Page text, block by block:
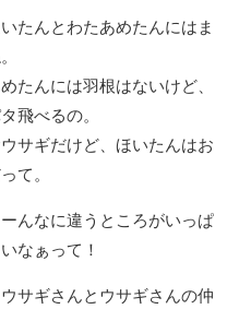
たんとわたあめたんにはま
たんには羽根はないけど、
飛べるの。
サギだけど、ほいたんはお
て。
んなに違うところがいっぱ
なぁって！
サギさんとウサギさんの仲